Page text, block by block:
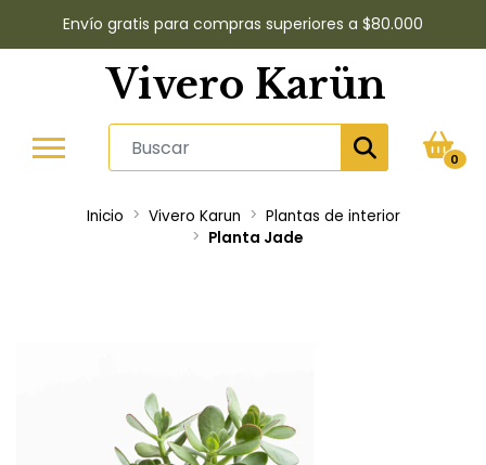
Envío gratis para compras superiores a $80.000
Vivero Karün
0
Inicio Vivero Karun
Plantas de interior
Planta Jade